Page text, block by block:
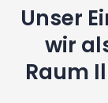
Unser
wir
Raum